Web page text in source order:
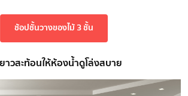
ช้อปชั้นวางของไม้ 3 ชั้น
าวสะท้อนให้ห้องน้ำดูโล่งสบาย